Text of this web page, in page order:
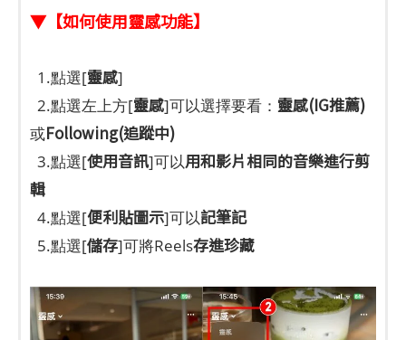
▼【如何使用靈感功能】
1.點選[靈感]
2.點選左上方[靈感]可以選擇要看： 靈感(IG推薦)
或Following(追蹤中)
3.點選[使用音訊]可以用和影片相同的音樂進行剪
輯
4.點選[便利貼圖示]可以記筆記
5.點選[儲存]可將Reels存進珍藏